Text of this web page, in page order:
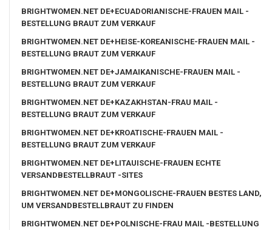
BRIGHTWOMEN.NET DE+ECUADORIANISCHE-FRAUEN MAIL -
BESTELLUNG BRAUT ZUM VERKAUF
BRIGHTWOMEN.NET DE+HEISE-KOREANISCHE-FRAUEN MAIL -
BESTELLUNG BRAUT ZUM VERKAUF
BRIGHTWOMEN.NET DE+JAMAIKANISCHE-FRAUEN MAIL -
BESTELLUNG BRAUT ZUM VERKAUF
BRIGHTWOMEN.NET DE+KAZAKHSTAN-FRAU MAIL -
BESTELLUNG BRAUT ZUM VERKAUF
BRIGHTWOMEN.NET DE+KROATISCHE-FRAUEN MAIL -
BESTELLUNG BRAUT ZUM VERKAUF
BRIGHTWOMEN.NET DE+LITAUISCHE-FRAUEN ECHTE
VERSANDBESTELLBRAUT -SITES
BRIGHTWOMEN.NET DE+MONGOLISCHE-FRAUEN BESTES LAND,
UM VERSANDBESTELLBRAUT ZU FINDEN
BRIGHTWOMEN.NET DE+POLNISCHE-FRAU MAIL -BESTELLUNG